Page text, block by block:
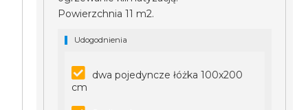
Powierzchnia 11 m2.
Udogodnienia
dwa pojedyncze łóżka 100x200
cm